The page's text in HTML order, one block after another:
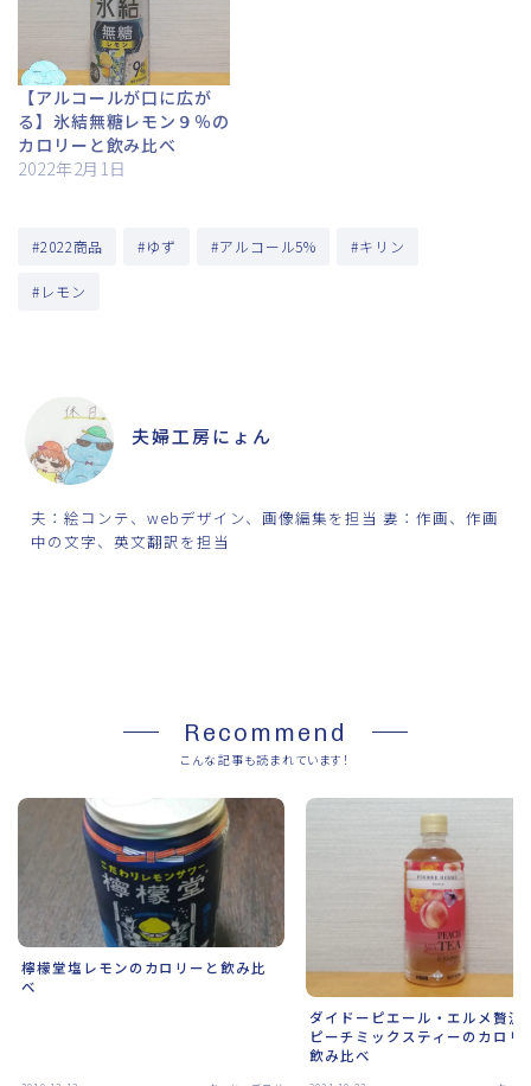
【アルコールが口に広が
る】氷結無糖レモン９％の
カロリーと飲み比べ
2022年2月1日
#2022商品 #ゆず #アルコール5% #キリン
#レモン
夫婦工房にょん
夫：絵コンテ、webデザイン、画像編集を担当 妻：作画、作画
中の文字、英文翻訳を担当
Recommend
こんな記事も読まれています！
檸檬堂塩レモンのカロリーと飲み比
べ
ダイドーピエール・エルメ贅沢
ピーチミックスティーのカロリ
飲み比べ